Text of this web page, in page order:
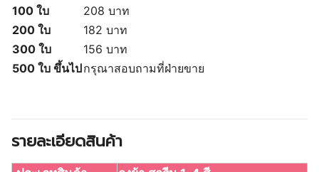
100 ใบ
208 บาท
200 ใบ
182 บาท
300 ใบ
156 บาท
500 ใบ ขึ้นไปกรุณาสอบถามที่ฝ่ายขาย
รายละเอียดสินค้า